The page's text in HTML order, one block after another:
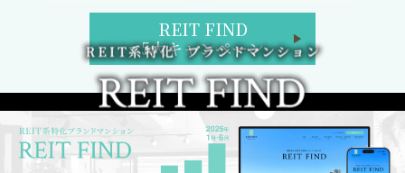
REIT FIND
5大キャンペーン